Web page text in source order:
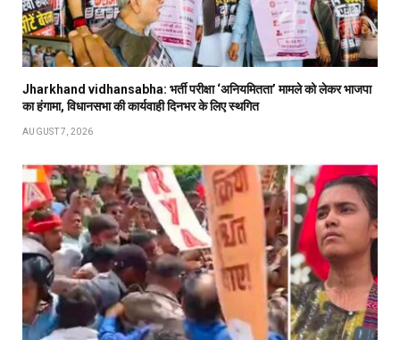
Jharkhand vidhansabha: भर्ती परीक्षा ‘अनियमितता’ मामले को लेकर भाजपा
का हंगामा, विधानसभा की कार्यवाही दिनभर के लिए स्थगित
AUGUST 7, 2026